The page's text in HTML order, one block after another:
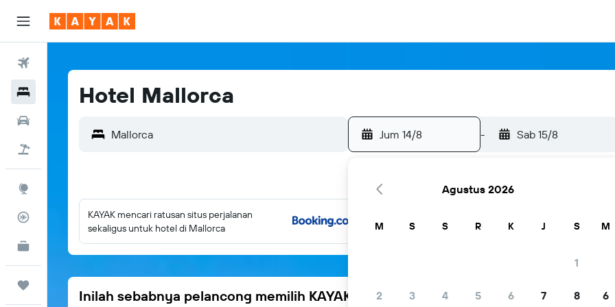
Pantau Pesawat
KAYAK untuk Bisnis
Hotel Mallorca
Jum 14/8 - Sab 15/8
KAYAK mencari ratusan situs perjalanan
sekaligus untuk hotel di Mallorca
Inilah sebabnya pelancong memilih KAYAK
Agustus 2026
M S S R K J S
1
2 3 4 5 6 7 8
M
6